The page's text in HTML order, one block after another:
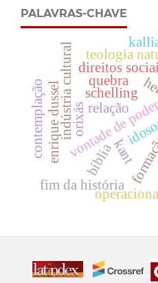
PALAVRAS-CHAVE
kant
bíblia
relação
vontade de
indústria cultural
fim da história
direitos
enrique dussel schelling
teologia
quebra
orixás
contemplação